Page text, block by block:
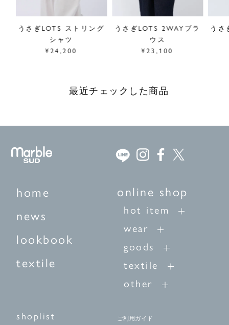
うさぎLOTS ストリング
シャツ
¥24,200
うさぎLOTS 2WAYブラ
ウス
¥23,100
うさ
最近チェックした商品
home
news
lookbook
textile
online shop
hot item
wear
goods
textile
other
shoplist ご利用ガイド